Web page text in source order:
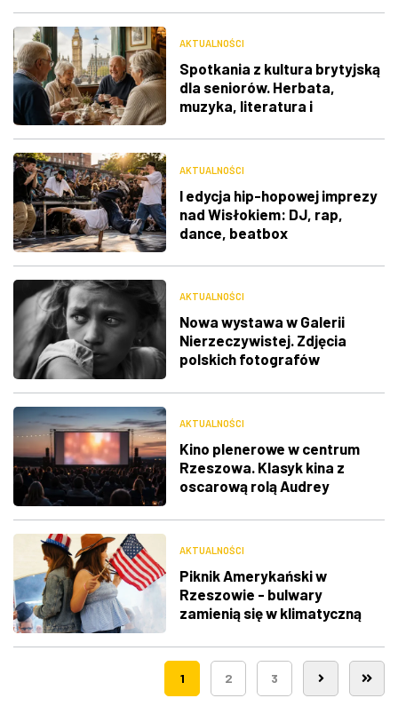
AKTUALNOŚCI
Spotkania z kultura brytyjską
dla seniorów. Herbata,
muzyka, literatura i
AKTUALNOŚCI
I edycja hip-hopowej imprezy
nad Wisłokiem: DJ, rap,
dance, beatbox
AKTUALNOŚCI
Nowa wystawa w Galerii
Nierzeczywistej. Zdjęcia
polskich fotografów
AKTUALNOŚCI
Kino plenerowe w centrum
Rzeszowa. Klasyk kina z
oscarową rolą Audrey
AKTUALNOŚCI
Piknik Amerykański w
Rzeszowie - bulwary
zamienią się w klimatyczną
1 2 3